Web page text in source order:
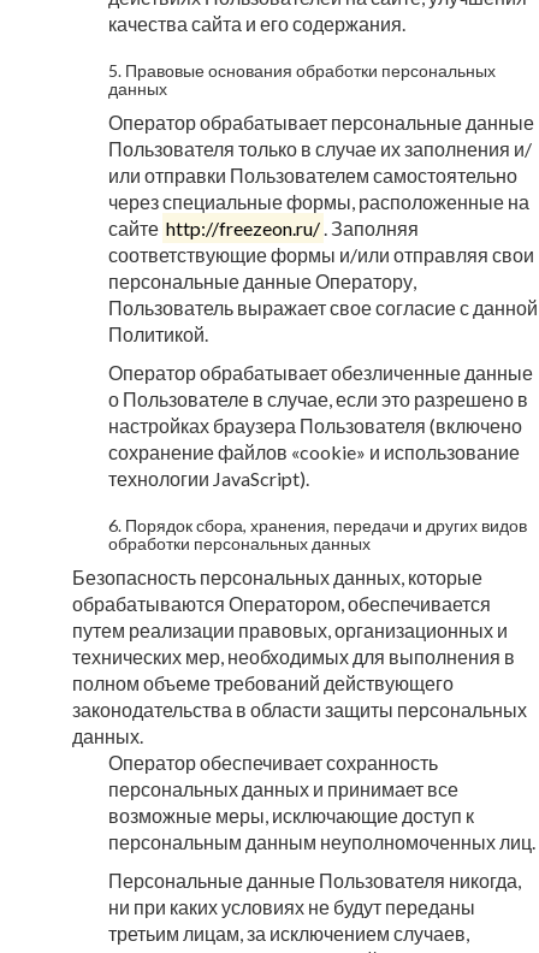
качества сайта и его содержания.
5. Правовые основания обработки персональных
данных
Оператор обрабатывает персональные данные
Пользователя только в случае их заполнения и/
или отправки Пользователем самостоятельно
через специальные формы, расположенные на
сайте http://freezeon.ru/. Заполняя
соответствующие формы и/или отправляя свои
персональные данные Оператору,
Пользователь выражает свое согласие с данной
Политикой.
Оператор обрабатывает обезличенные данные
о Пользователе в случае, если это разрешено в
настройках браузера Пользователя (включено
сохранение файлов «cookie» и использование
технологии JavaScript).
6. Порядок сбора, хранения, передачи и других видов
обработки персональных данных
Безопасность персональных данных, которые
обрабатываются Оператором, обеспечивается
путем реализации правовых, организационных и
технических мер, необходимых для выполнения в
полном объеме требований действующего
законодательства в области защиты персональных
данных.
Оператор обеспечивает сохранность
персональных данных и принимает все
возможные меры, исключающие доступ к
персональным данным неуполномоченных лиц.
Персональные данные Пользователя никогда,
ни при каких условиях не будут переданы
третьим лицам, за исключением случаев,